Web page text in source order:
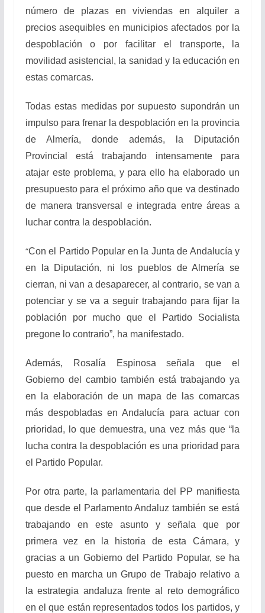
número de plazas en viviendas en alquiler a
precios asequibles en municipios afectados por la
despoblación o por facilitar el transporte, la
movilidad asistencial, la sanidad y la educación en
estas comarcas.
Todas estas medidas por supuesto supondrán un
impulso para frenar la despoblación en la provincia
de Almería, donde además, la Diputación
Provincial está trabajando intensamente para
atajar este problema, y para ello ha elaborado un
presupuesto para el próximo año que va destinado
de manera transversal e integrada entre áreas a
luchar contra la despoblación.
“Con el Partido Popular en la Junta de Andalucía y
en la Diputación, ni los pueblos de Almería se
cierran, ni van a desaparecer, al contrario, se van a
potenciar y se va a seguir trabajando para fijar la
población por mucho que el Partido Socialista
pregone lo contrario”, ha manifestado.
Además, Rosalía Espinosa señala que el
Gobierno del cambio también está trabajando ya
en la elaboración de un mapa de las comarcas
más despobladas en Andalucía para actuar con
prioridad, lo que demuestra, una vez más que “la
lucha contra la despoblación es una prioridad para
el Partido Popular.
Por otra parte, la parlamentaria del PP manifiesta
que desde el Parlamento Andaluz también se está
trabajando en este asunto y señala que por
primera vez en la historia de esta Cámara, y
gracias a un Gobierno del Partido Popular, se ha
puesto en marcha un Grupo de Trabajo relativo a
la estrategia andaluza frente al reto demográfico
en el que están representados todos los partidos, y